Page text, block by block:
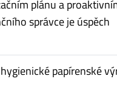
plánu a
správce je úspěch
papírenské